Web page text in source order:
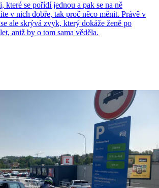
které se pořídí jednou a pak se na ně
v nich dobře, tak proč něco měnit. Právě v
ale skrývá zvyk, který dokáže ženě po
aniž by o tom sama věděla.